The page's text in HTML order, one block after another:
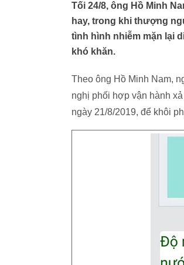
Tối 24/8, ông Hồ Minh
hay, trong khi thượng
tình hình nhiễm mặn lại
khó khăn.
Theo ông Hồ Minh Nam,
nghị phối hợp vận hành
ngày 21/8/2019, để khôi